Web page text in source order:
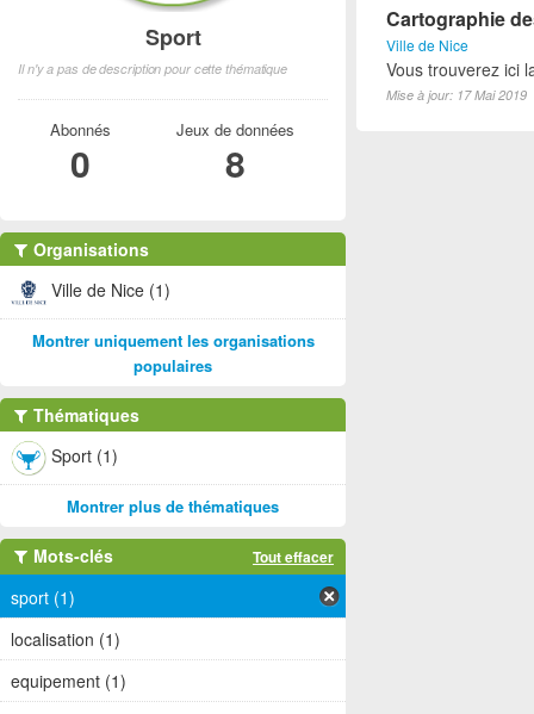
Cartographie
Ville de Nice
Vous trouverez ici
Mise à jour: 17 Mai 2019
Sport
Il n'y a pas de description pour cette thématique
Abonnés
0
Jeux de données
8
Organisations
Ville de Nice (1)
Montrer uniquement les organisations
populaires
Thématiques
Sport (1)
Montrer plus de thématiques
Mots-clés Tout effacer
sport (1)
localisation (1)
equipement (1)